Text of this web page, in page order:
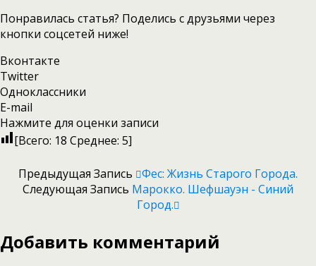
Понравилась статья? Поделись с друзьями через
кнопки соцсетей ниже!
Вконтакте
Twitter
Одноклассники
E-mail
Нажмите для оценки записи
[Всего: 18 Среднее: 5]
Предыдущая Запись
Фес: Жизнь Старого Города.
Следующая Запись Марокко. Шефшауэн - Синий
Город.
Добавить комментарий